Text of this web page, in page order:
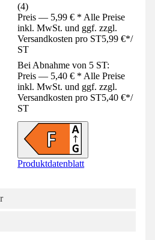
(4)
Preis — 5,99 € * Alle Preise
inkl. MwSt. und ggf. zzgl.
Versandkosten pro ST5,99 €*/
ST
Bei Abnahme von 5 ST:
Preis — 5,40 € * Alle Preise
inkl. MwSt. und ggf. zzgl.
Versandkosten pro ST5,40 €*/
ST
Produktdatenblatt